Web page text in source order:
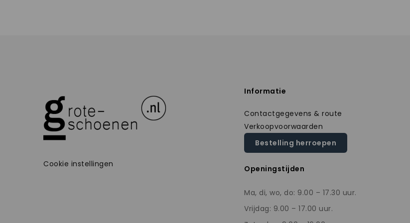
Cookie instellingen
Informatie
Contactgegevens & route
Verkoopvoorwaarden
Bestelling herroepen
Openingstijden
Ma, di, wo, do: 9.00 – 17.30 uur.
Vrijdag: 9.00 – 17.00 uur.